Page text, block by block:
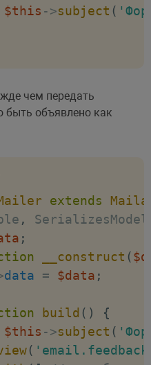
$this ->subject (
чем передать
быть объявлено как
extends
,
;
__construct (
data = $data ;
build ( )
{
$this ->subject (
(